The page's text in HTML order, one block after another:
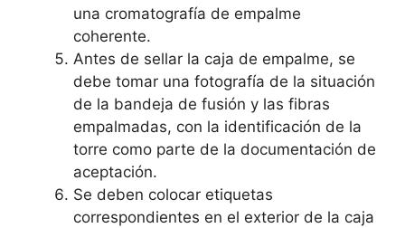
una cromatografía de empalme
coherente.
Antes de sellar la caja de empalme, se
debe tomar una fotografía de la situación
de la bandeja de fusión y las fibras
empalmadas, con la identificación de la
torre como parte de la documentación de
aceptación.
Se deben colocar etiquetas
correspondientes en el exterior de la caja